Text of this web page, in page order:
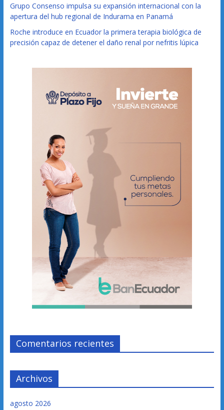
Grupo Consenso impulsa su expansión internacional con la
apertura del hub regional de Indurama en Panamá
Roche introduce en Ecuador la primera terapia biológica de
precisión capaz de detener el daño renal por nefritis lúpica
Comentarios recientes
Archivos
agosto 2026